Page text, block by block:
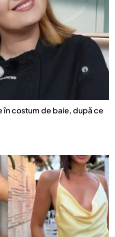
în costum de baie, după ce